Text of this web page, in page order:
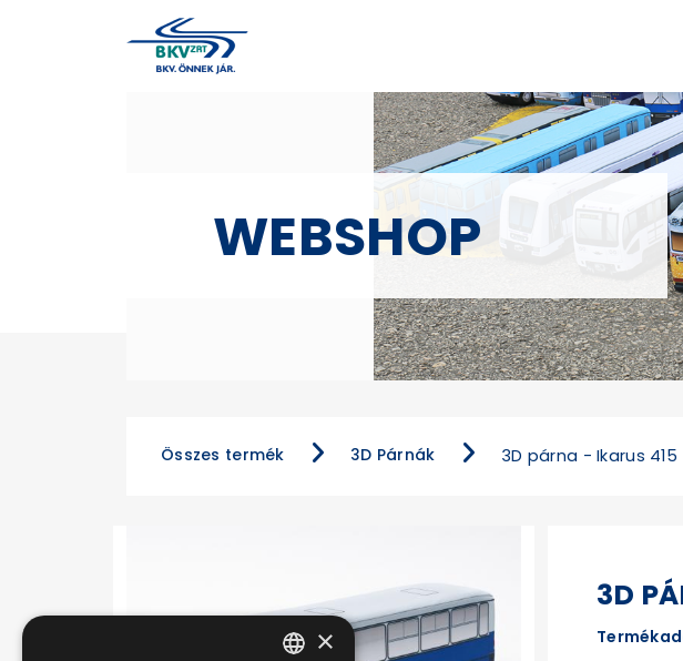
WEBSHOP
Összes termék 3D Párnák 3D párna - Ikarus 415
3D
×